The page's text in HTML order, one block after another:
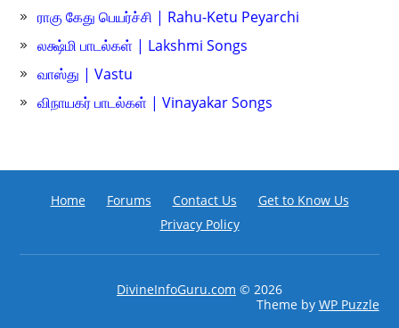
ராகு கேது பெயர்ச்சி | Rahu-Ketu Peyarchi
லக்ஷ்மி பாடல்கள் | Lakshmi Songs
வாஸ்து | Vastu
விநாயகர் பாடல்கள் | Vinayakar Songs
Home Forums Contact Us
Get to Know Us
Privacy Policy
DivineInfoGuru.com © 2026
Theme by WP Puzzle